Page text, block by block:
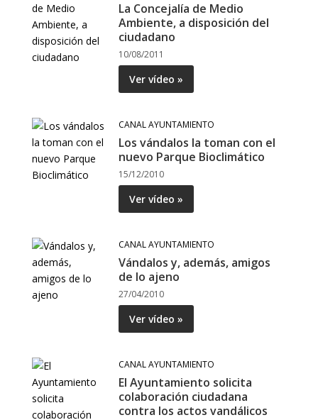
La Concejalía de Medio
Ambiente, a disposición del
ciudadano
10/08/2011
Ver vídeo »
CANAL AYUNTAMIENTO
Los vándalos la toman con el
nuevo Parque Bioclimático
15/12/2010
Ver vídeo »
CANAL AYUNTAMIENTO
Vándalos y, además, amigos
de lo ajeno
27/04/2010
Ver vídeo »
CANAL AYUNTAMIENTO
El Ayuntamiento solicita
colaboración ciudadana
contra los actos vandálicos